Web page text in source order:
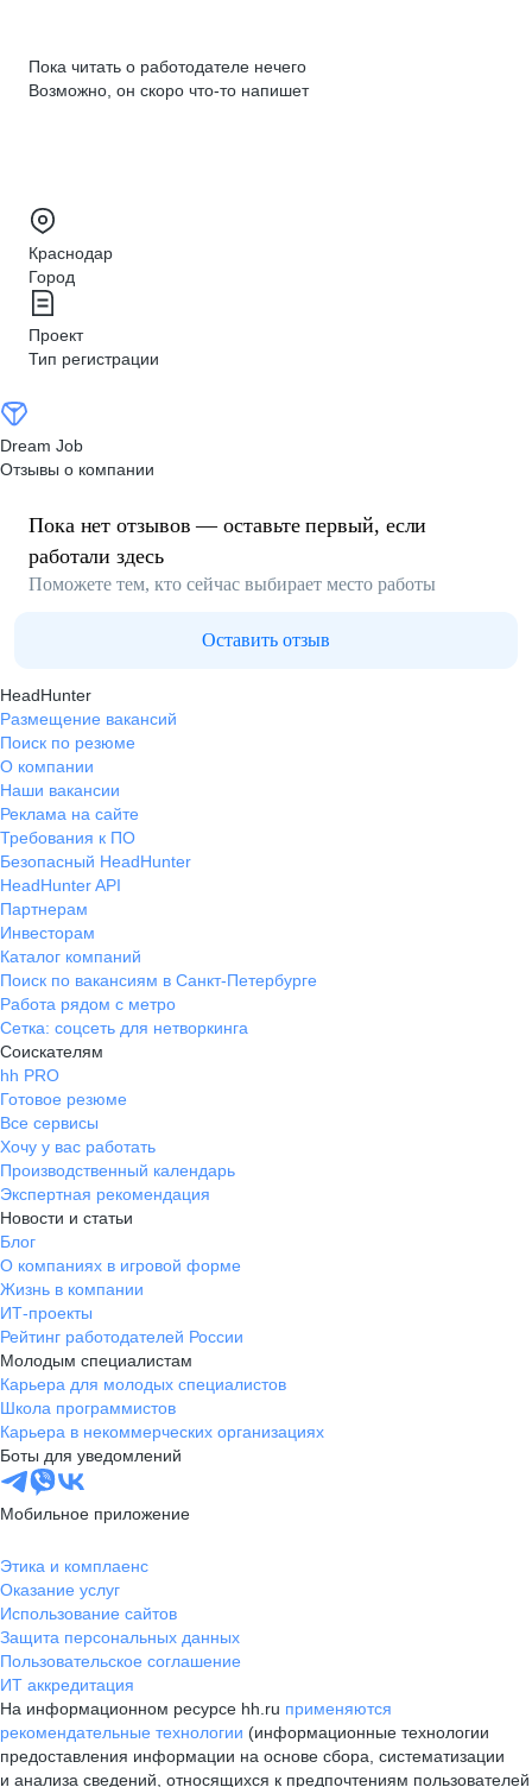
Пока читать о работодателе нечего
Возможно, он скоро что‑то напишет
Краснодар
Город
Проект
Тип регистрации
Dream Job
Отзывы о компании
Пока нет отзывов — оставьте первый, если
работали здесь
Поможете тем, кто сейчас выбирает место работы
Оставить отзыв
HeadHunter
Размещение вакансий
Поиск по резюме
О компании
Наши вакансии
Реклама на сайте
Требования к ПО
Безопасный HeadHunter
HeadHunter API
Партнерам
Инвесторам
Каталог компаний
Поиск по вакансиям в Санкт-Петербурге
Работа рядом с метро
Сетка: соцсеть для нетворкинга
Соискателям
hh PRO
Готовое резюме
Все сервисы
Хочу у вас работать
Производственный календарь
Экспертная рекомендация
Новости и статьи
Блог
О компаниях в игровой форме
Жизнь в компании
ИТ-проекты
Рейтинг работодателей России
Молодым специалистам
Карьера для молодых специалистов
Школа программистов
Карьера в некоммерческих организациях
Боты для уведомлений
Мобильное приложение
Этика и комплаенс
Оказание услуг
Использование сайтов
Защита персональных данных
Пользовательское соглашение
ИТ аккредитация
На информационном ресурсе hh.ru применяются
рекомендательные технологии (информационные технологии
предоставления информации на основе сбора, систематизации
и анализа сведений, относящихся к предпочтениям пользователей